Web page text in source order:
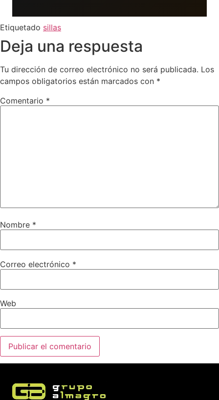
Etiquetado sillas
Deja una respuesta
Tu dirección de correo electrónico no será publicada. Los
campos obligatorios están marcados con *
Comentario *
Nombre *
Correo electrónico *
Web